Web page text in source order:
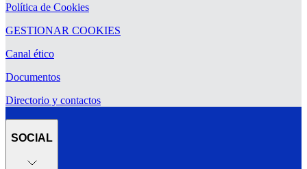
Política de Cookies
GESTIONAR COOKIES
Canal ético
Documentos
Directorio y contactos
SOCIAL